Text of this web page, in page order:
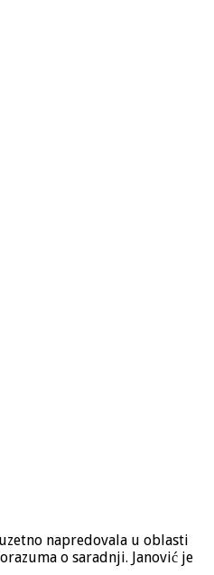
napredovala u oblasti
o saradnji. Janović je